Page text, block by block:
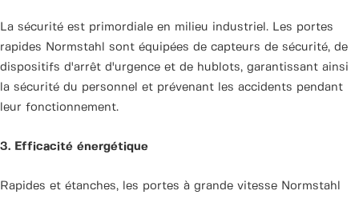
La sécurité est primordiale en milieu industriel. Les portes
rapides Normstahl sont équipées de capteurs de sécurité, de
dispositifs d'arrêt d'urgence et de hublots, garantissant ainsi
la sécurité du personnel et prévenant les accidents pendant
leur fonctionnement.
3. Efficacité énergétique
Rapides et étanches, les portes à grande vitesse Normstahl